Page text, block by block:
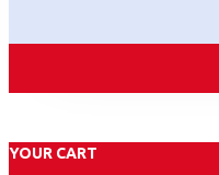
YOUR CART